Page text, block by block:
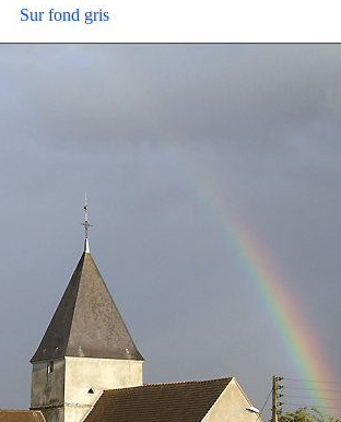
Sur fond gris